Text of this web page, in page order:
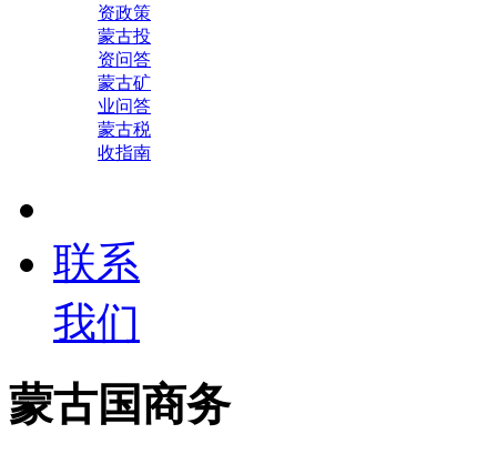
资政策
蒙古投
资问答
蒙古矿
业问答
蒙古税
收指南
联系
我们
蒙古国商务